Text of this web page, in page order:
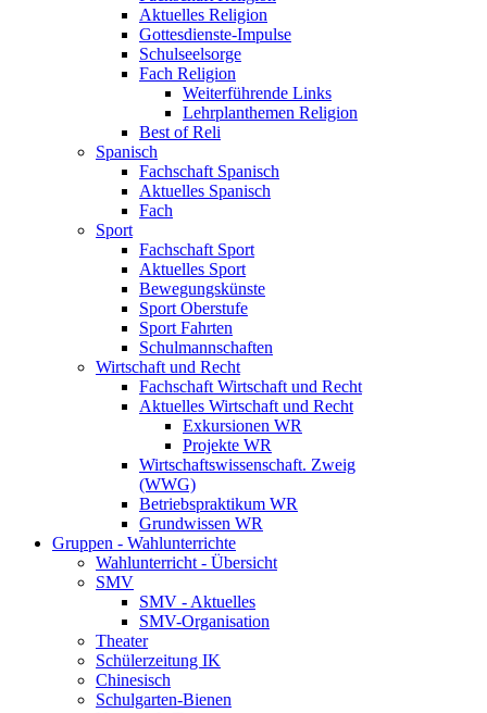
Aktuelles Religion
Gottesdienste-Impulse
Schulseelsorge
Fach Religion
Weiterführende Links
Lehrplanthemen Religion
Best of Reli
Spanisch
Fachschaft Spanisch
Aktuelles Spanisch
Fach
Sport
Fachschaft Sport
Aktuelles Sport
Bewegungskünste
Sport Oberstufe
Sport Fahrten
Schulmannschaften
Wirtschaft und Recht
Fachschaft Wirtschaft und Recht
Aktuelles Wirtschaft und Recht
Exkursionen WR
Projekte WR
Wirtschaftswissenschaft. Zweig
(WWG)
Betriebspraktikum WR
Grundwissen WR
Gruppen - Wahlunterrichte
Wahlunterricht - Übersicht
SMV
SMV - Aktuelles
SMV-Organisation
Theater
Schülerzeitung IK
Chinesisch
Schulgarten-Bienen